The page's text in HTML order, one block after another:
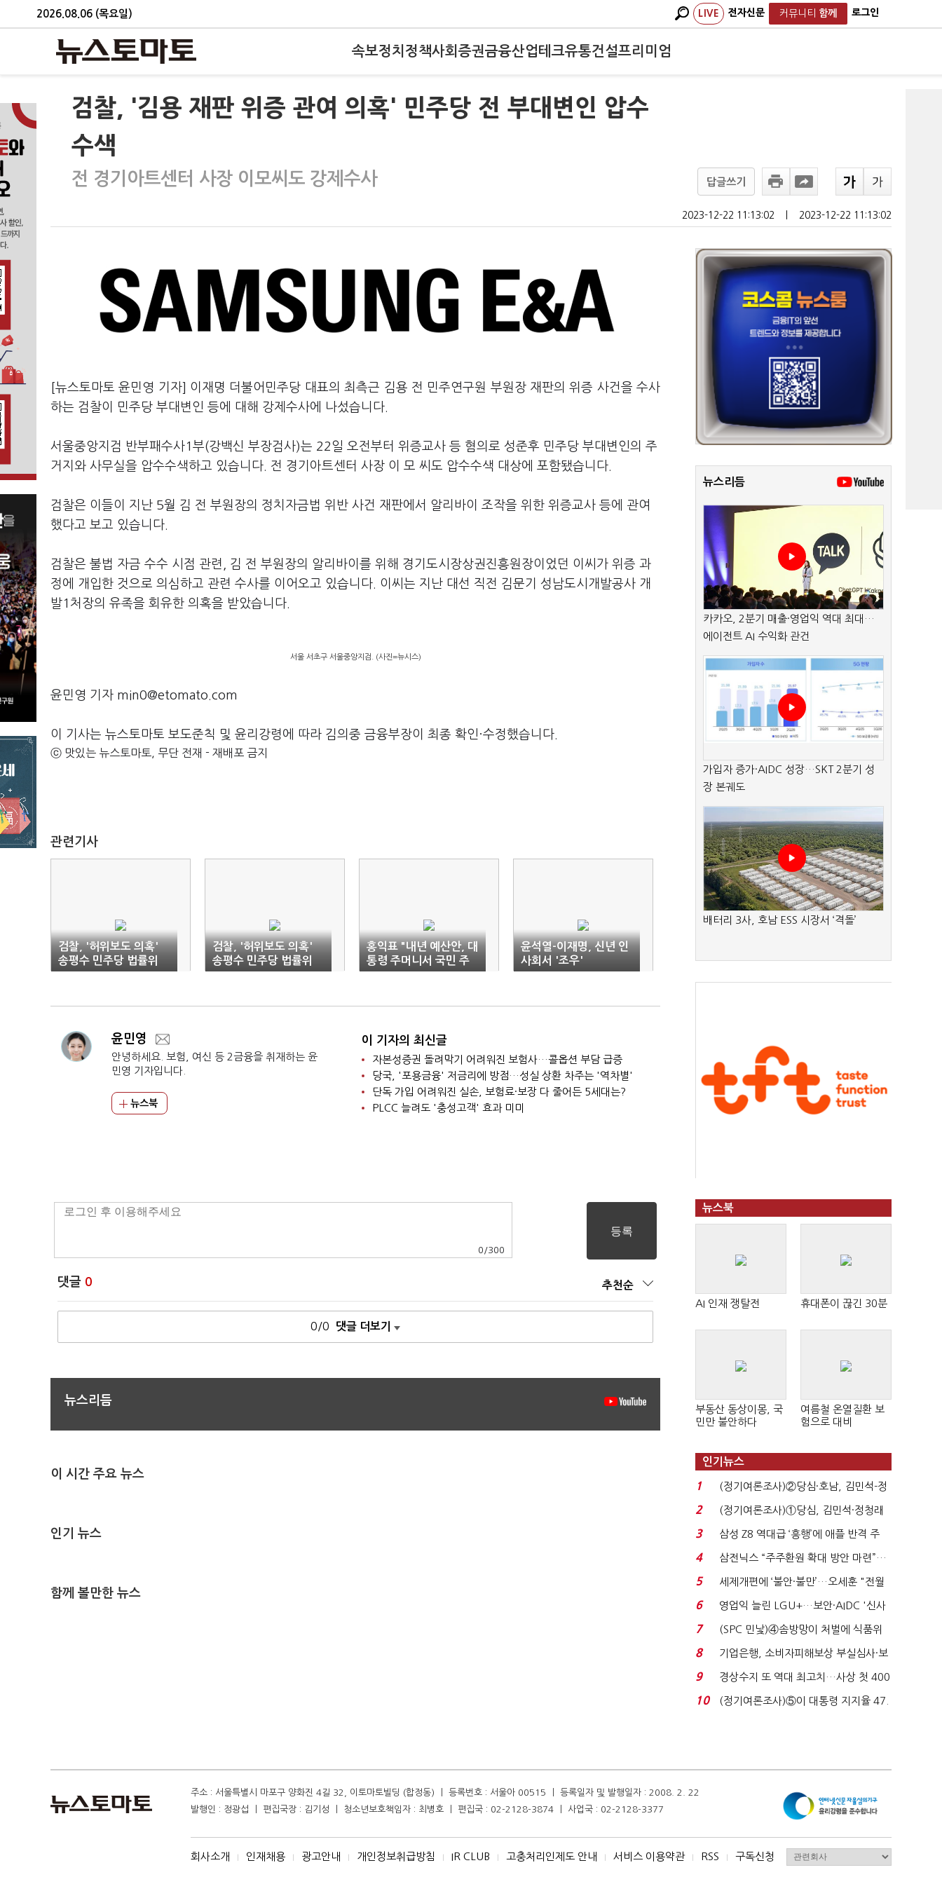
2026.08.06 (목요일) LIVE 전자신문 커뮤니티 함께 로그인
속보정치 정책사회 증권금융산업테크유통건설프리미엄
검찰, '김용 재판 위증 관여 의혹' 민주당 전 부대변인 압수
수색
전 경기아트센터 사장 이모씨도 강제수사 답글쓰기
2023-12-22 11:13:02 2023-12-22 11:13:02
[뉴스토마토 윤민영 기자] 이재명 더불어민주당 대표의 최측근 김용 전 민주연구원 부원장 재판의 위증 사건을 수사
하는 검찰이 민주당 부대변인 등에 대해 강제수사에 나섰습니다.
서울중앙지검 반부패수사1부(강백신 부장검사)는 22일 오전부터 위증교사 등 혐의로 성준후 민주당 부대변인의 주
거지와 사무실을 압수수색하고 있습니다. 전 경기아트센터 사장 이 모 씨도 압수수색 대상에 포함됐습니다.
검찰은 이들이 지난 5월 김 전 부원장의 정치자금법 위반 사건 재판에서 알리바이 조작을 위한 위증교사 등에 관여
했다고 보고 있습니다.
검찰은 불법 자금 수수 시점 관련, 김 전 부원장의 알리바이를 위해 경기도시장상권진흥원장이었던 이씨가 위증 과
정에 개입한 것으로 의심하고 관련 수사를 이어오고 있습니다. 이씨는 지난 대선 직전 김문기 성남도시개발공사 개
발1처장의 유족을 회유한 의혹을 받았습니다.
서울 서초구 서울중앙지검. (사진=뉴시스)
윤민영 기자 min0@etomato.com
이 기사는 뉴스토마토 보도준칙 및 윤리강령에 따라 김의중 금융부장이 최종 확인·수정했습니다.
ⓒ 맛있는 뉴스토마토, 무단 전재 - 재배포 금지
관련기사
검찰, '허위보도 의혹'
송평수 민주당 법률위
변호사 압수수색(1보)
검찰, '허위보도 의혹'
송평수 민주당 법률위
변호사 압수수색
홍익표 "내년 예산안, 대
통령 주머니서 국민 주
머니로"
윤석열-이재명, 신년 인
사회서 '조우'
윤민영
안녕하세요. 보험, 여신 등 2금융을 취재하는 윤
민영 기자입니다.
뉴스북
이 기자의 최신글
자본성증권 돌려막기 어려워진 보험사…콜옵션 부담 급증
당국, '포용금융' 저금리에 방점…성실 상환 차주는 '역차별'
단독 가입 어려워진 실손, 보험료·보장 다 줄어든 5세대는?
PLCC 늘려도 '충성고객' 효과 미미
0 /300
댓글 0 추천순
0/0 댓글 더보기
뉴스리듬
이 시간 주요 뉴스
인기 뉴스
함께 볼만한 뉴스
뉴스리듬
카카오, 2분기 매출·영업익 역대 최대…
에이전트 AI 수익화 관건
가입자 증가·AIDC 성장…SKT 2분기 성
장 본궤도
배터리 3사, 호남 ESS 시장서 ‘격돌’
뉴스북
AI 인재 쟁탈전 휴대폰이 끊긴 30분
부동산 동상이몽, 국
민만 불안하다
여름철 온열질환 보
험으로 대비
인기뉴스
1
(정기여론조사)②당심·호남, 김민석-정
청래 '초접전'...
2
(정기여론조사)①당심, 김민석·정청래
'초접전'…대통령 ...
3
삼성 Z8 역대급 ‘흥행’에 애플 반격 주
목…9월 ‘폴...
4
삼전닉스 “주주환원 확대 방안 마련”…
로이터에 성명...
5
세제개편에 ‘불안·불만’…오세훈 "전월
세 구하기 더 ...
6
영업익 늘린 LGU+…보안·AIDC '신사
업 드라이브'...
7
(SPC 민낯)④솜방망이 처벌에 식품위
생법 위반 반복...
8
기업은행, 소비자피해보상 부실심사·보
이스피싱 공시 ...
9
경상수지 또 역대 최고치…사상 첫 400
억달러에 '3% 성...
10
(정기여론조사)⑤이 대통령 지지율 47.
주소 : 서울특별시 마포구 양화진 4길 32, 이토마토빌딩 (합정동) ㅣ 등록번호 : 서울아 00515 ㅣ 등록일자 및 발행일자 : 2008. 2. 22
발행인 : 정광섭 ㅣ 편집국장 : 김기성 ㅣ 청소년보호책임자 : 최병호 ㅣ 편집국 : 02-2128-3874 ㅣ 사업국 : 02-2128-3377
회사소개 I 인재채용 I 광고안내 I 개인정보취급방침 I IR CLUB I 고충처리인제도 안내 I 서비스 이용약관 I RSS I 구독신청